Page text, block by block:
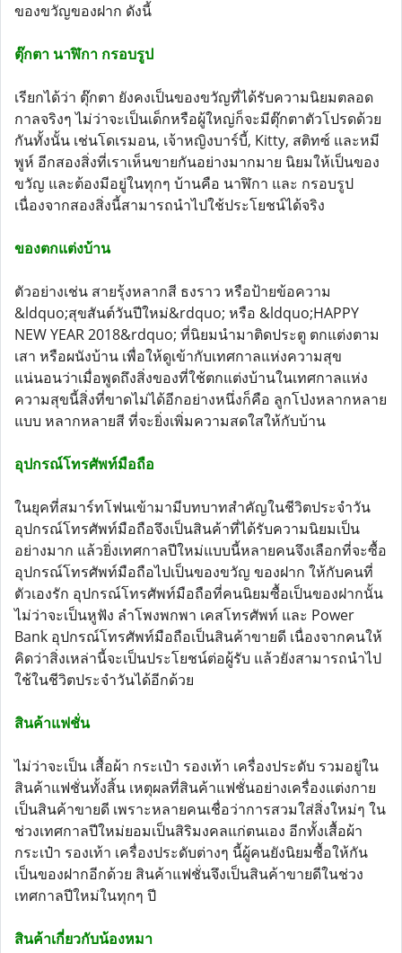
ของขวัญของฝาก ดังนี้
ตุ๊กตา นาฬิกา กรอบรูป
เรียกได้ว่า ตุ๊กตา ยังคงเป็นของขวัญที่ได้รับความนิยมตลอด
กาลจริงๆ ไม่ว่าจะเป็นเด็กหรือผู้ใหญ่ก็จะมีตุ๊กตาตัวโปรดด้วย
กันทั้งนั้น เช่นโดเรมอน, เจ้าหญิงบาร์บี้, Kitty, สติทซ์ และหมี
พูห์ อีกสองสิ่งที่เราเห็นขายกันอย่างมากมาย นิยมให้เป็นของ
ขวัญ และต้องมีอยู่ในทุกๆ บ้านคือ นาฬิกา และ กรอบรูป
เนื่องจากสองสิ่งนี้สามารถนำไปใช้ประโยชน์ได้จริง
ของตกแต่งบ้าน
ตัวอย่างเช่น สายรุ้งหลากสี ธงราว หรือป้ายข้อความ
&ldquo;สุขสันต์วันปีใหม่&rdquo; หรือ &ldquo;HAPPY
NEW YEAR 2018&rdquo; ที่นิยมนำมาติดประตู ตกแต่งตาม
เสา หรือผนังบ้าน เพื่อให้ดูเข้ากับเทศกาลแห่งความสุข
แน่นอนว่าเมื่อพูดถึงสิ่งของที่ใช้ตกแต่งบ้านในเทศกาลแห่ง
ความสุขนี้สิ่งที่ขาดไม่ได้อีกอย่างหนึ่งก็คือ ลูกโป่งหลากหลาย
แบบ หลากหลายสี ที่จะยิ่งเพิ่มความสดใสให้กับบ้าน
อุปกรณ์โทรศัพท์มือถือ
ในยุคที่สมาร์ทโฟนเข้ามามีบทบาทสำคัญในชีวิตประจำวัน
อุปกรณ์โทรศัพท์มือถือจึงเป็นสินค้าที่ได้รับความนิยมเป็น
อย่างมาก แล้วยิ่งเทศกาลปีใหม่แบบนี้หลายคนจึงเลือกที่จะซื้อ
อุปกรณ์โทรศัพท์มือถือไปเป็นของขวัญ ของฝาก ให้กับคนที่
ตัวเองรัก อุปกรณ์โทรศัพท์มือถือที่คนนิยมซื้อเป็นของฝากนั้น
ไม่ว่าจะเป็นหูฟัง ลำโพงพกพา เคสโทรศัพท์ และ Power
Bank อุปกรณ์โทรศัพท์มือถือเป็นสินค้าขายดี เนื่องจากคนให้
คิดว่าสิ่งเหล่านี้จะเป็นประโยชน์ต่อผู้รับ แล้วยังสามารถนำไป
ใช้ในชีวิตประจำวันได้อีกด้วย
สินค้าแฟชั่น
ไม่ว่าจะเป็น เสื้อผ้า กระเป๋า รองเท้า เครื่องประดับ รวมอยู่ใน
สินค้าแฟชั่นทั้งสิ้น เหตุผลที่สินค้าแฟชั่นอย่างเครื่องแต่งกาย
เป็นสินค้าขายดี เพราะหลายคนเชื่อว่าการสวมใส่สิ่งใหม่ๆ ใน
ช่วงเทศกาลปีใหม่ยอมเป็นสิริมงคลแก่ตนเอง อีกทั้งเสื้อผ้า
กระเป๋า รองเท้า เครื่องประดับต่างๆ นี้ผู้คนยังนิยมซื้อให้กัน
เป็นของฝากอีกด้วย สินค้าแฟชั่นจึงเป็นสินค้าขายดีในช่วง
เทศกาลปีใหม่ในทุกๆ ปี
สินค้าเกี่ยวกับน้องหมา